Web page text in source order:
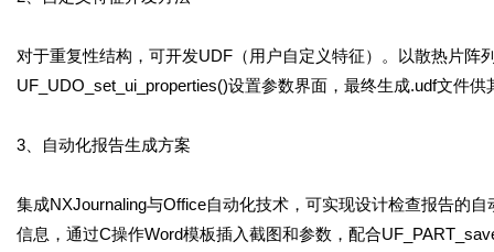
对于重复性结构，可开发UDF（用户自定义特征）。以散热片阵
UF_UDO_set_ui_properties()设置参数界面，最终生成.udf文件
3、自动化报告生成方案
集成NXJournaling与Office自动化技术，可实现设计检查报告的
信息，通过C操作Word模板插入截图和参数，配合